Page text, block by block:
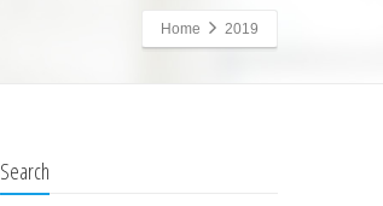
Home 2019
Search